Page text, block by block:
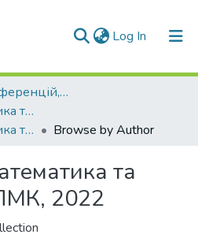
Log In (current)
Матеріали конференцій, семінарів і т.п.
Прикладна математика та комп'ютинг. ПМК
Прикладна математика та комп'ютинг. ПМК, 2022
Browse by Author
та
2022